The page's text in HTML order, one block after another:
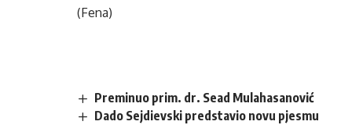
(Fena)
Preminuo prim. dr. Sead Mulahasanović
Dado Sejdievski predstavio novu pjesmu